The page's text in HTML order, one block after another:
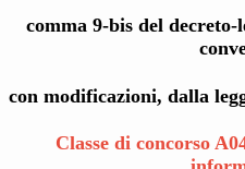
comma 9-bis del decreto-
con modificazioni, dalla
Classe di concorso